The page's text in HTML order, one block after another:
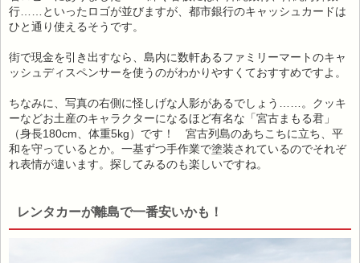
行……といったロゴが並びますが、都市銀行のキャッシュカードは
ひと通り使えるそうです。
街で現金を引き出すなら、島内に数軒あるファミリーマートのキャ
ッシュディスペンサーを使うのがわかりやすくておすすめですよ。
ちなみに、写真の右側に怪しげな人影があるでしょう……。クッキ
ーなどお土産のキャラクターになるほど有名な「宮古まもる君」
（身長180cm、体重5kg）です！ 宮古列島のあちこちに立ち、平
和を守っているとか。一基ずつ手作業で塗装されているのでそれぞ
れ表情が違います。探してみるのも楽しいですね。
レンタカーが離島で一番安いかも！